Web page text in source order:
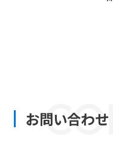
お問い合わせ